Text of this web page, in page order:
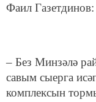
Фаил Газетдинов:
– Без Минзәлә
савым сыерга
комплексын